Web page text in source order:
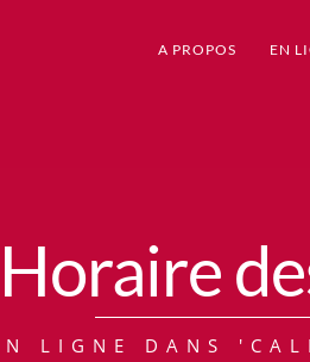
A PROPOS EN
Horaire
LIGNE DANS